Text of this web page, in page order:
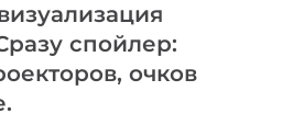
спойлер:
очков